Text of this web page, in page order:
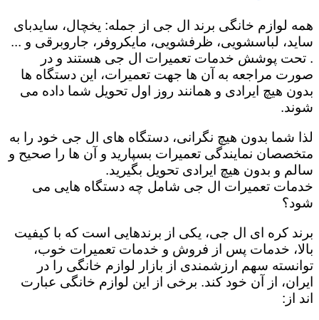
همه لوازم خانگی برند ال جی از جمله: یخچال، سایدبای
ساید، لباسشویی، ظرفشویی، مایکروفر، جاروبرقی و ...
. تحت پوشش خدمات تعمیرات ال جی هستند و در
صورت مراجعه به آن ها جهت تعمیرات، این دستگاه ها
بدون هیچ ایرادی و همانند روز اول تحویل شما داده می
شوند.
لذا شما بدون هیچ نگرانی، دستگاه های ال جی خود را به
متخصصان نمایندگی تعمیرات بسپارید و آن ها را صحیح و
سالم و بدون هیچ ایرادی تحویل بگیرید.
خدمات تعمیرات ال جی شامل چه دستگاه هایی می
شود؟
برند کره ای ال جی، یکی از برندهایی است که با کیفیت
بالا، خدمات پس از فروش و خدمات تعمیرات خوب،
توانسته سهم ارزشمندی از بازار لوازم خانگی را در
ایران، از آن خود کند. برخی از این لوازم خانگی عبارت
اند از: